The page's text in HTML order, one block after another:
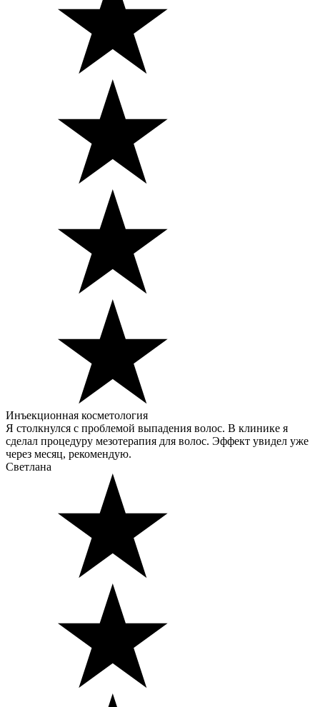
Инъекционная косметология
Я столкнулся с проблемой выпадения волос. В клинике я
сделал процедуру мезотерапия для волос. Эффект увидел уже
через месяц, рекомендую.
Светлана